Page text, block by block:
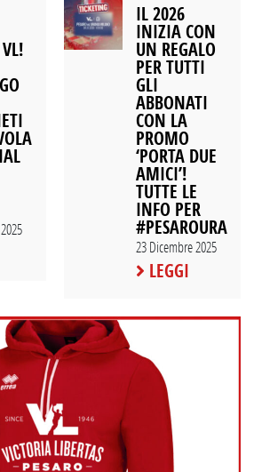
IL 2026
INIZIA CON
UN REGALO
PER TUTTI
GLI
ABBONATI
CON LA
PROMO
‘PORTA DUE
AMICI’!
TUTTE LE
INFO PER
23 Dicembre 2025
LEGGI